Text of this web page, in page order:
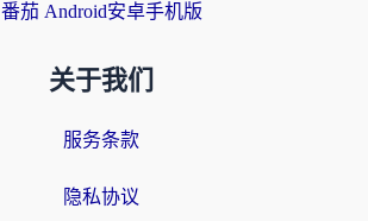
番茄 Android安卓手机版
关于我们
服务条款
隐私协议